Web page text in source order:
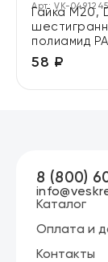
Арт: VK-0491245
Гайка М20,
полиамид
58 ₽
Каталог
Оплата и
Контакты
8 (800)